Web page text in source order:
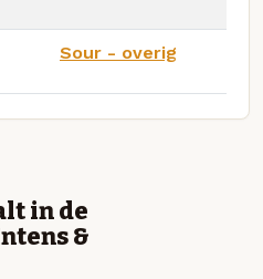
Sour - overig
in de
&